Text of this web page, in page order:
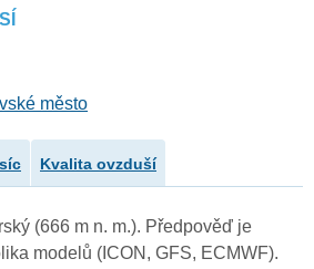
město
Kvalita ovzduší
(666 m n. m.). Předpověď je
modelů (ICON, GFS, ECMWF).